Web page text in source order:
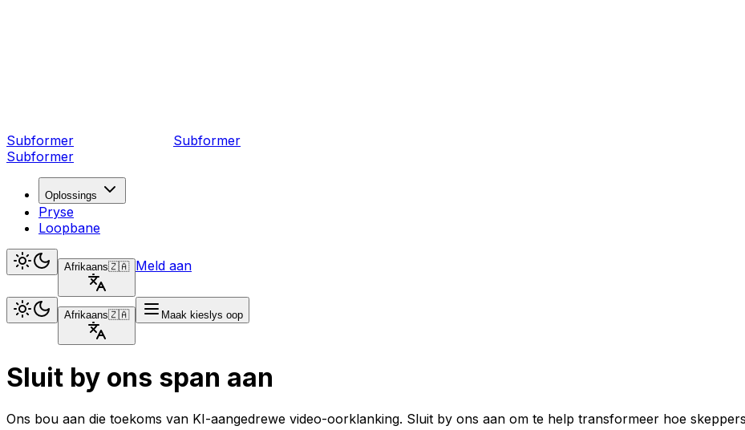
Subformer Subformer
Subformer
Oplossings
Pryse
Loopbane
Afrikaans🇿🇦 Meld aan
Afrikaans🇿🇦 Maak kieslys oop
Sluit by ons span aan
Ons bou aan die toekoms van KI-aangedrewe video-oorklanking. Sluit by ons aan om te help transformeer hoe